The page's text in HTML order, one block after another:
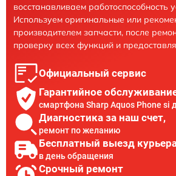
восстанавливаем работоспособность
Используем оригинальные или
производителем запчасти, после
проверку всех функций и
Официальный сервис
Гарантийное
смартфона Sharp Aquos Phone si
Диагностика за наш счет,
ремонт по желанию
Бесплатный выезд
в день обращения
Срочный ремонт